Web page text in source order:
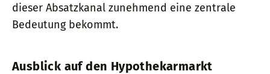
dieser Absatzkanal zunehmend eine zentrale
Bedeutung bekommt.
Ausblick auf den Hypothekarmarkt